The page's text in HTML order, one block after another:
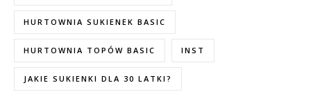
HURTOWNIA SUKIENEK BASIC
HURTOWNIA TOPÓW BASIC INST
JAKIE SUKIENKI DLA 30 LATKI?